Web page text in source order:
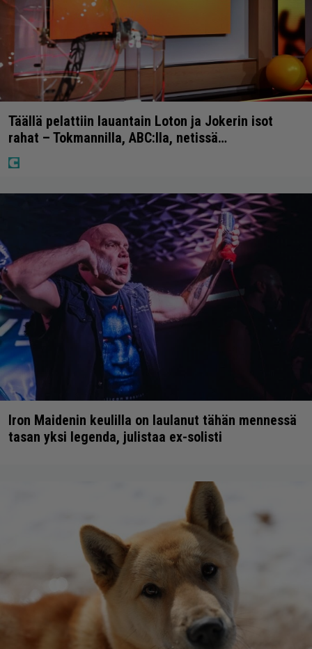
Täällä pelattiin lauantain Loton ja Jokerin isot
rahat – Tokmannilla, ABC:lla, netissä…
Iron Maidenin keulilla on laulanut tähän mennessä
tasan yksi legenda, julistaa ex-solisti